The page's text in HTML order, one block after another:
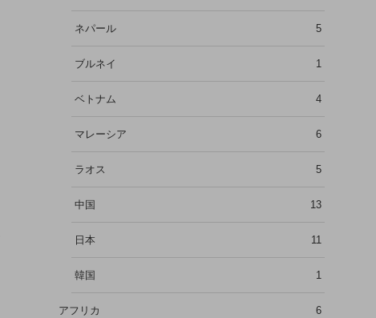
ネパール 5
ブルネイ 1
ベトナム 4
マレーシア 6
ラオス 5
中国 13
日本 11
韓国 1
アフリカ 6